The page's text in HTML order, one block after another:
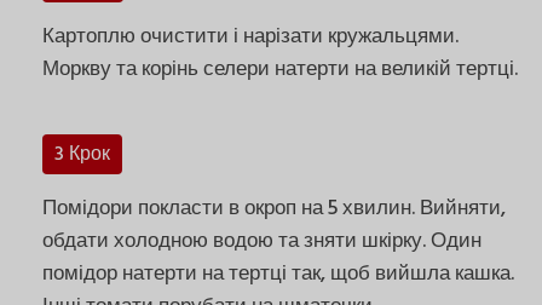
Картоплю очистити і нарізати кружальцями.
Моркву та корінь селери натерти на великій тертці.
3 Крок
Помідори покласти в окроп на 5 хвилин. Вийняти,
обдати холодною водою та зняти шкірку. Один
помідор натерти на тертці так, щоб вийшла кашка.